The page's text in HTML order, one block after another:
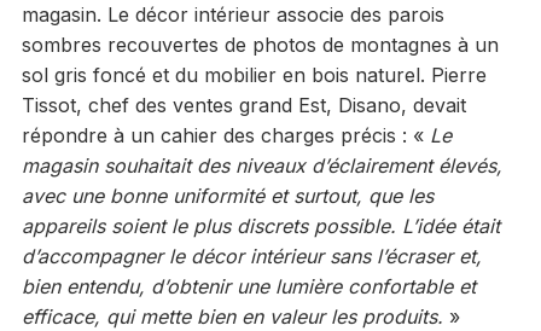
magasin. Le décor intérieur associe des parois
sombres recouvertes de photos de montagnes à un
sol gris foncé et du mobilier en bois naturel. Pierre
Tissot, chef des ventes grand Est, Disano, devait
répondre à un cahier des charges précis : « Le
magasin souhaitait des niveaux d’éclairement élevés,
avec une bonne uniformité et surtout, que les
appareils soient le plus discrets possible. L’idée était
d’accompagner le décor intérieur sans l’écraser et,
bien entendu, d’obtenir une lumière confortable et
efficace, qui mette bien en valeur les produits. »